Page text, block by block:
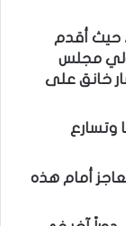
حيث أقدم
العام 2022 بعد تولي مجلس
خانق على
وتسارع
أمام هذه